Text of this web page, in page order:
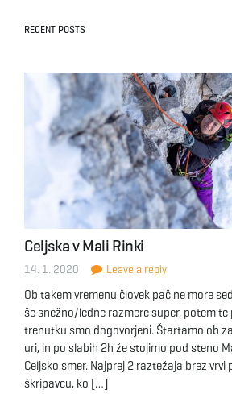
RECENT POSTS
Celjska v Mali Rinki
14. 1. 2020 Leave a reply
Ob takem vremenu človek pač ne more
še snežno/ledne razmere super, potem te
trenutku smo dogovorjeni. Štartamo ob
uri, in po slabih 2h že stojimo pod steno
Celjsko smer. Najprej 2 raztežaja brez vrvi
škripavcu, ko […]